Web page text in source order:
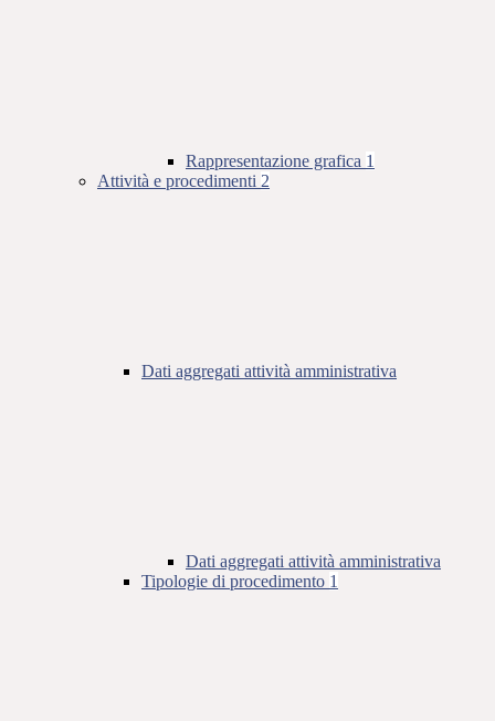
Rappresentazione grafica 1
Attività e procedimenti 2
Dati aggregati attività amministrativa
Dati aggregati attività amministrativa
Tipologie di procedimento 1